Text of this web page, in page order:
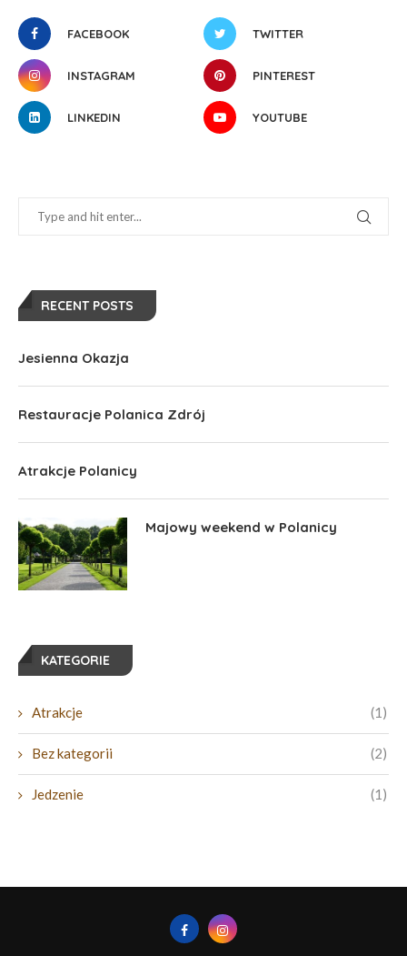
FACEBOOK TWITTER
INSTAGRAM PINTEREST
LINKEDIN YOUTUBE
RECENT POSTS
Jesienna Okazja
Restauracje Polanica Zdrój
Atrakcje Polanicy
Majowy weekend w Polanicy
KATEGORIE
Atrakcje (1)
Bez kategorii (2)
Jedzenie (1)